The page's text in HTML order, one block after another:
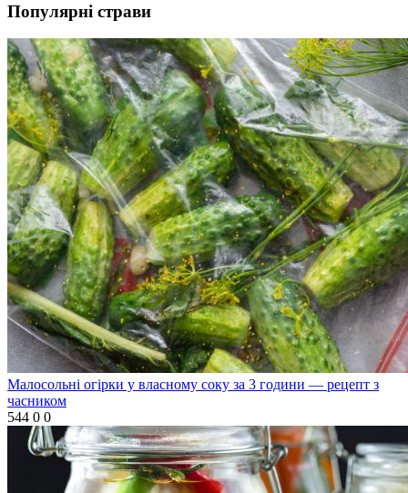
Популярні страви
Малосольні огірки у власному соку за 3 години — рецепт з
часником
544 0 0